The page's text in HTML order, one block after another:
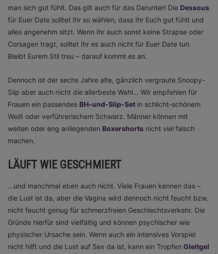
man sich gut fühlt. Das gilt auch für das Darunter! Die Dessous
für Euer Date solltet Ihr so wählen, dass Ihr Euch gut fühlt und
alles angenehm sitzt. Wenn Ihr auch sonst keine Strapse oder
Corsagen tragt, solltet Ihr es auch nicht für Euer Date tun.
Bleibt Eurem Stil treu – darauf kommt es an.
Dennoch ist der sechs Jahre alte, gänzlich vergraute Snoopy-
Slip aber auch nicht die allerbeste Wahl… Wir empfehlen für
Frauen ein passendes BH-und-Slip-Set in schlicht-schönem
Weiß oder verführerischem Schwarz. Männer können mit
weiten oder eng anliegenden Boxershorts nicht viel falsch
machen.
LÄUFT WIE GESCHMIERT
…und manchmal eben auch nicht. Viele Frauen kennen das –
die Lust ist da, aber die Vagina wird dennoch nicht feucht bzw.
nicht feucht genug für schmerzfreien Geschlechtsverkehr. Die
Gründe hierfür sind vielfältig und können psychischer wie
physischer Ursache sein. Wenn auch ein intensives Vorspiel
nicht hilft und die Lust auf Sex da ist, kann ein Tropfen Gleitgel